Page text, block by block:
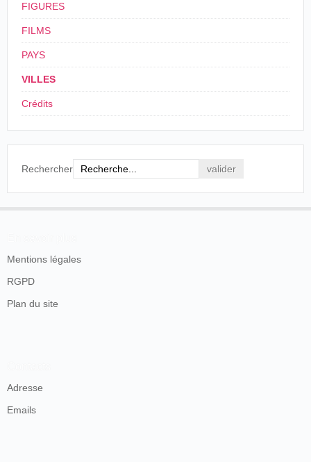
FIGURES
FILMS
PAYS
VILLES
Crédits
Rechercher
Mentions légales
RGPD
Plan du site
Adresse
Emails